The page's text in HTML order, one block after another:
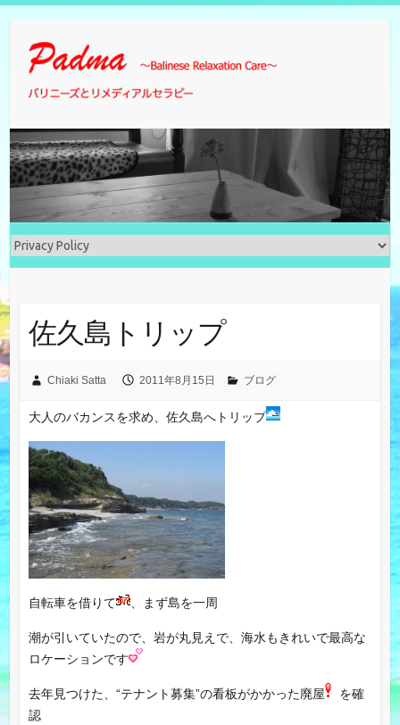
content
佐久島トリップ
Chiaki Satta 2011年8月15日 ブログ
大人のバカンスを求め、佐久島へトリップ
自転車を借りて 、まず島を一周
潮が引いていたので、岩が丸見えで、海水もきれいで最高な
ロケーションです
去年見つけた、“テナント募集”の看板がかかった廃屋
を確
認